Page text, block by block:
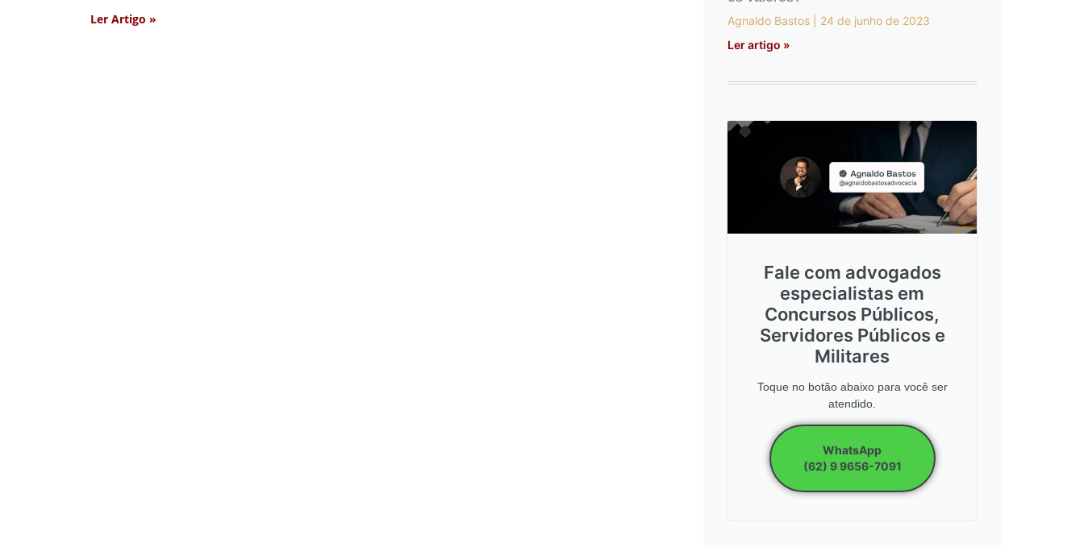
Ler Artigo » Agnaldo Bastos
24 de junho de 2023
Ler artigo »
Fale com advogados
especialistas em
Concursos Públicos,
Servidores Públicos e
Militares
Toque no botão abaixo para você ser
atendido.
WhatsApp
(62) 9 9656-7091